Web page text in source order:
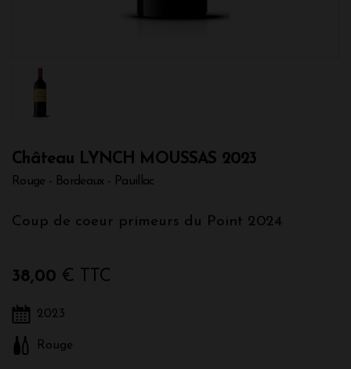
Château LYNCH MOUSSAS 2023
Rouge - Bordeaux - Pauillac
Coup de coeur primeurs du Point 2024
38,00 € TTC
2023
Rouge